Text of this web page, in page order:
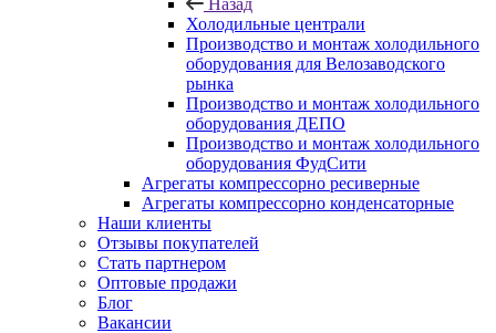
Назад
Холодильные централи
Производство и монтаж холодильного
оборудования для Велозаводского
рынка
Производство и монтаж холодильного
оборудования ДЕПО
Производство и монтаж холодильного
оборудования ФудСити
Агрегаты компрессорно ресиверные
Агрегаты компрессорно конденсаторные
Наши клиенты
Отзывы покупателей
Стать партнером
Оптовые продажи
Блог
Вакансии